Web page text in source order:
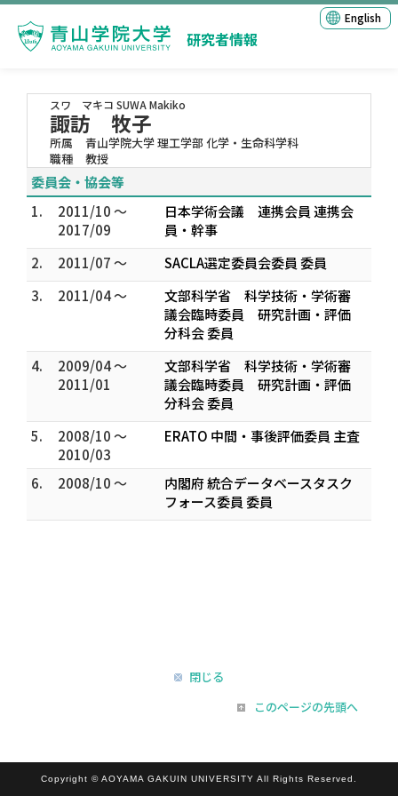
研究者情報
English
スワ マキコ SUWA Makiko
諏訪 牧子
所属
青山学院大学 理工学部 化学・生命科学科
職種
教授
委員会・協会等
1.
2011/10 ～
2017/09
日本学術会議 連携会員 連携会
員・幹事
2.
2011/07 ～
SACLA選定委員会委員 委員
3.
2011/04 ～
文部科学省 科学技術・学術審
議会臨時委員 研究計画・評価
分科会 委員
4.
2009/04 ～
2011/01
文部科学省 科学技術・学術審
議会臨時委員 研究計画・評価
分科会 委員
5.
2008/10 ～
2010/03
ERATO 中間・事後評価委員 主査
6. 2008/10 ～
内閣府 統合データベースタスク
フォース委員 委員
閉じる
このページの先頭へ
Copyright © AOYAMA GAKUIN UNIVERSITY All Rights Reserved.